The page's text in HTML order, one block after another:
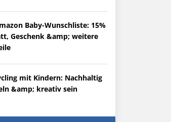
Baby-Wunschliste: 15%
Geschenk &amp; weitere
mit Kindern: Nachhaltig
&amp; kreativ sein